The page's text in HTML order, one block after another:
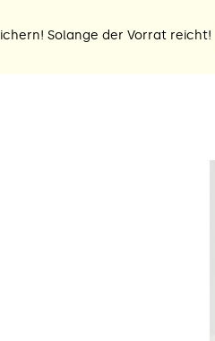
Solange der Vorrat reicht!